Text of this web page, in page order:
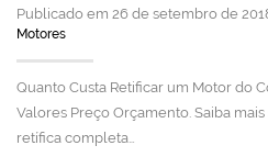
Publicado em 26 de setembro de
Motores
Quanto Custa Retificar um Motor do
Valores Preço Orçamento. Saiba
retífica completa…